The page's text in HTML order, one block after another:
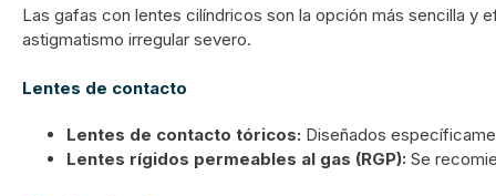
Las gafas con lentes cilíndricos son la opción más sencilla y
astigmatismo irregular severo.
Lentes de contacto
Lentes de contacto tóricos: Diseñados
Lentes rígidos permeables al gas (RGP): Se